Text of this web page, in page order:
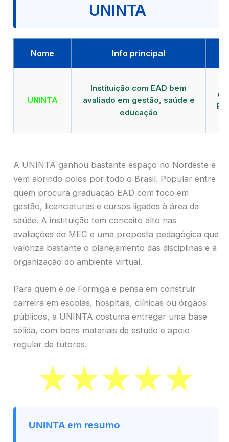
UNINTA
Nome Info principal
UNINTA
Instituição com EAD bem
avaliado em gestão, saúde e
educação
A UNINTA ganhou bastante espaço no Nordeste e
vem abrindo polos por todo o Brasil. Popular entre
quem procura graduação EAD com foco em
gestão, licenciaturas e cursos ligados à área da
saúde. A instituição tem conceito alto nas
avaliações do MEC e uma proposta pedagógica que
valoriza bastante o planejamento das disciplinas e a
organização do ambiente virtual.
Para quem é de Formiga e pensa em construir
carreira em escolas, hospitais, clínicas ou órgãos
públicos, a UNINTA costuma entregar uma base
sólida, com bons materiais de estudo e apoio
regular de tutores.
UNINTA em resumo